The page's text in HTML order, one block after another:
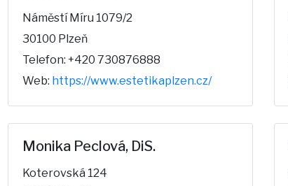
Náměstí Míru 1079/2
30100 Plzeň
Telefon: +420 730876888
Web: https://www.estetikaplzen.cz/
Monika Peclová, DiS.
Koterovská 124